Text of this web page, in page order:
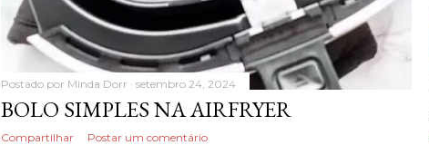
Postado por Minda Dorr setembro 24, 2024
BOLO SIMPLES NA AIRFRYER
Compartilhar Postar um comentário